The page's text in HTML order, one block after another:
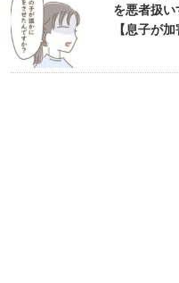
を悪者扱
【息子が